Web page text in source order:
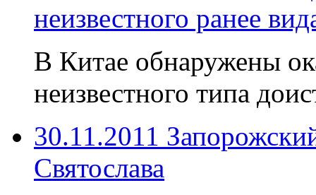
неизвестного ранее
В Китае обнаружены
неизвестного типа
30.11.2011
Святослава